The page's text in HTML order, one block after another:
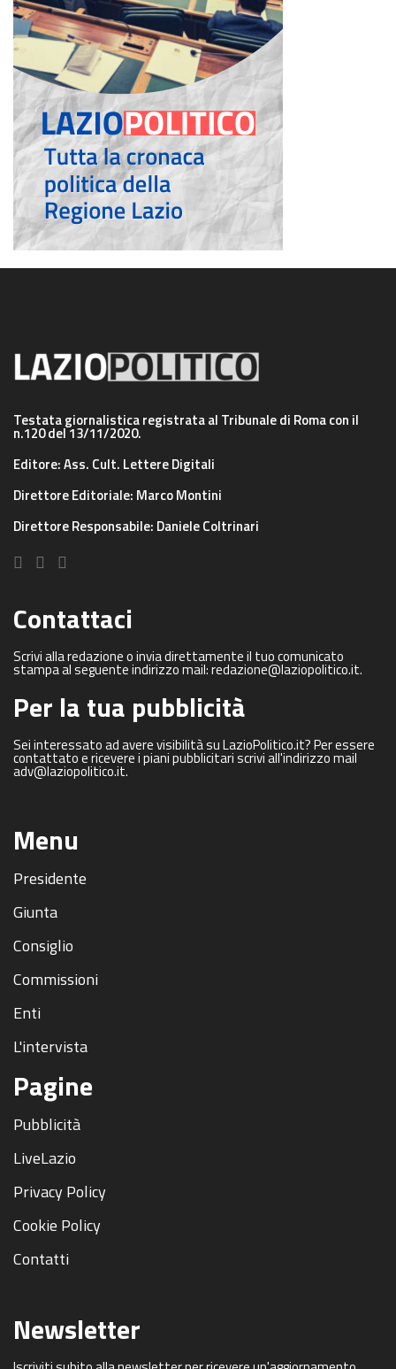
Testata giornalistica registrata al Tribunale di Roma con il
n.120 del 13/11/2020.
Editore: Ass. Cult. Lettere Digitali
Direttore Editoriale: Marco Montini
Direttore Responsabile: Daniele Coltrinari
Contattaci
Scrivi alla redazione o invia direttamente il tuo comunicato
stampa al seguente indirizzo mail: redazione@laziopolitico.it.
Per la tua pubblicità
Sei interessato ad avere visibilità su LazioPolitico.it? Per essere
contattato e ricevere i piani pubblicitari scrivi all'indirizzo mail
adv@laziopolitico.it.
Menu
Presidente
Giunta
Consiglio
Commissioni
Enti
L'intervista
Pagine
Pubblicità
LiveLazio
Privacy Policy
Cookie Policy
Contatti
Newsletter